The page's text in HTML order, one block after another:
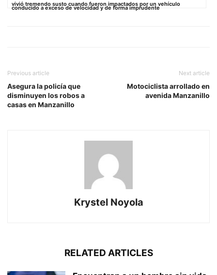
vivió tremendo susto cuando fueron impactados por un vehículo
conducido a exceso de velocidad y de forma imprudente
Previous article
Asegura la policía que
disminuyen los robos a
casas en Manzanillo
Next article
Motociclista arrollado en
avenida Manzanillo
Krystel Noyola
RELATED ARTICLES